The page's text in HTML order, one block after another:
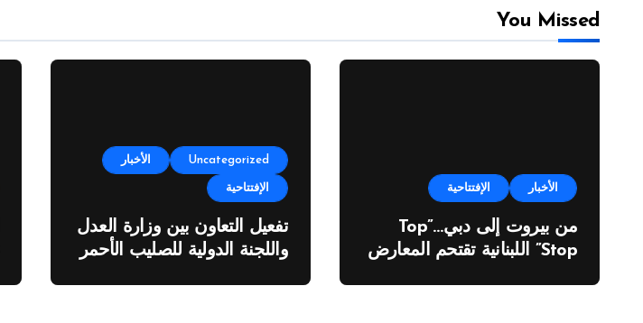
You Missed
الأخبار الإفتتاحية
من بيروت إلى دبي…”Top
Stop” اللبنانية تقتحم المعارض
Uncategorized الأخبار
الإفتتاحية
تفعيل التعاون بين وزارة العدل
واللجنة الدولية للصليب الأحمر